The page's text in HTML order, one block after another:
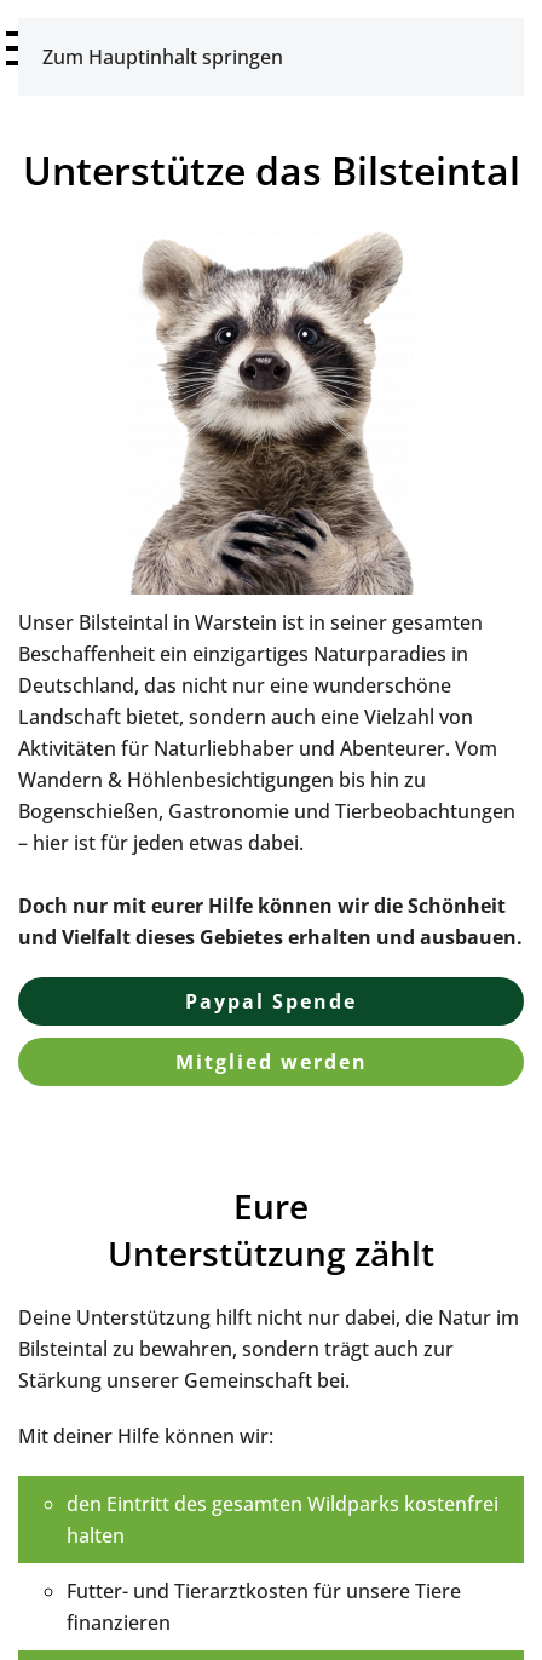
Zum Hauptinhalt springen
Unterstütze das Bilsteintal
Unser Bilsteintal in Warstein ist in seiner gesamten
Beschaffenheit ein einzigartiges Naturparadies in
Deutschland, das nicht nur eine wunderschöne
Landschaft bietet, sondern auch eine Vielzahl von
Aktivitäten für Naturliebhaber und Abenteurer. Vom
Wandern & Höhlenbesichtigungen bis hin zu
Bogenschießen, Gastronomie und Tierbeobachtungen
– hier ist für jeden etwas dabei.
Doch nur mit eurer Hilfe können wir die Schönheit
und Vielfalt dieses Gebietes erhalten und ausbauen.
Paypal Spende
Mitglied werden
Eure
Unterstützung zählt
Deine Unterstützung hilft nicht nur dabei, die Natur im
Bilsteintal zu bewahren, sondern trägt auch zur
Stärkung unserer Gemeinschaft bei.
Mit deiner Hilfe können wir:
den Eintritt des gesamten Wildparks kostenfrei
halten
Futter- und Tierarztkosten für unsere Tiere
finanzieren